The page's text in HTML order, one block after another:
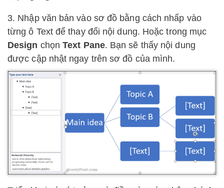
3. Nhập văn bản vào sơ đồ bằng cách nhấp vào
từng ô Text để thay đổi nội dung. Hoặc trong mục
Design chọnText Pane. Bạn sẽ thấy nội dung
được cập nhật ngay trên sơ đồ của mình.